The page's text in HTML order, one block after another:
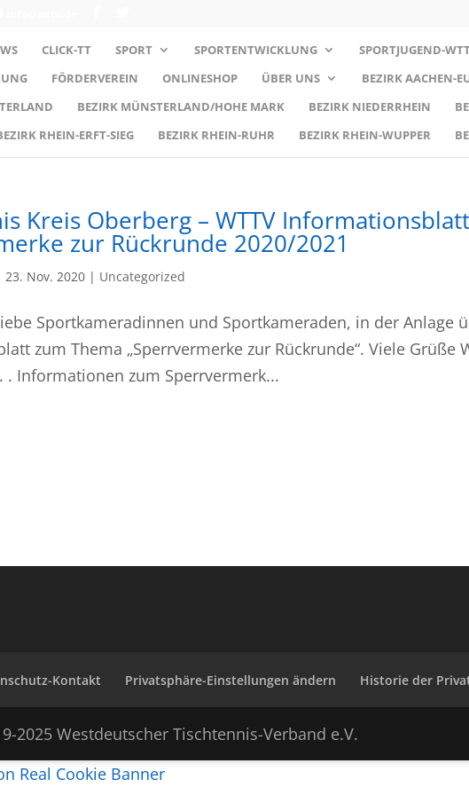
CLICK-TT SPORT SPORTENTWICKLUNG SPORTJUGEND-
FÖRDERVEREIN ONLINESHOP ÜBER UNS BEZIRK AACHEN-
BEZIRK MÜNSTERLAND/HOHE MARK BEZIRK NIEDERRHEIN
RHEIN-ERFT-SIEG
BEZIRK RHEIN-RUHR BEZIRK RHEIN-WUPPER
Kreis Oberberg – WTTV
zur Rückrunde 2020/2021
23. Nov. 2020 | Uncategorized
Sportkameradinnen und Sportkameraden, in der Anlage
zum Thema „Sperrvermerke zur Rückrunde“. Viele Grüße
. Informationen zum Sperrvermerk...
Kontakt Privatsphäre-Einstellungen ändern Historie der
2025 Westdeutscher Tischtennis-Verband e.V.
Real Cookie Banner